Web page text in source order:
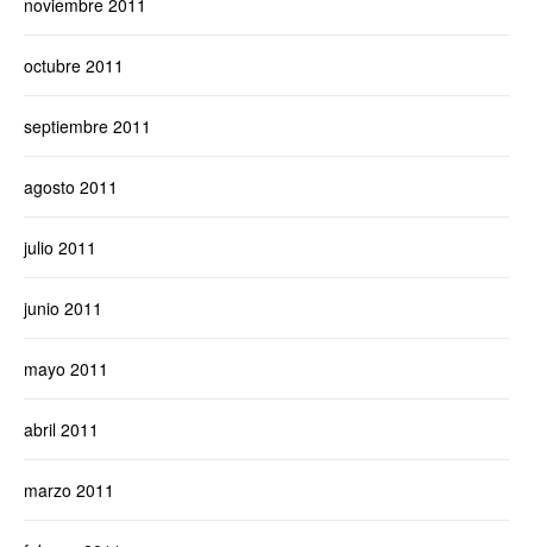
octubre 2011
septiembre 2011
agosto 2011
julio 2011
junio 2011
mayo 2011
abril 2011
marzo 2011